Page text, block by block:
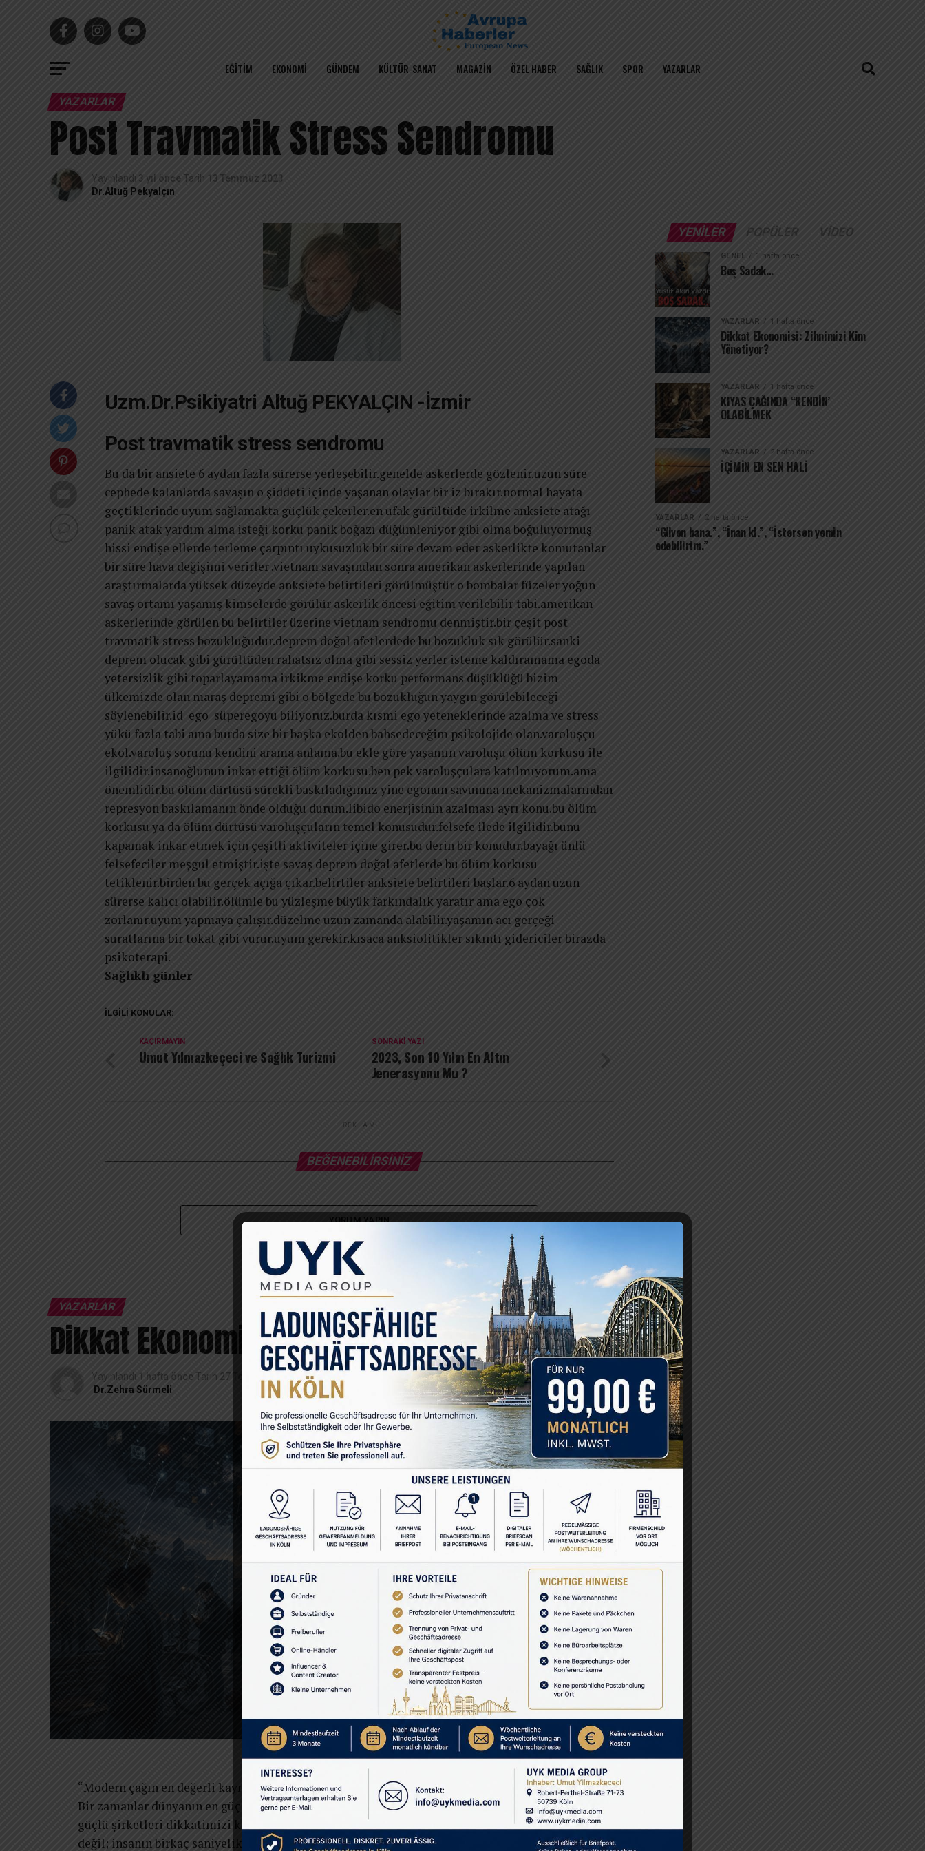
EĞITIM EKONOMI GÜNDEM KÜLTÜR-SANAT MAGAZIN ÖZEL HABER SAĞLIK SPOR YAZARLAR
YAZARLAR
Post Travmatik Stress Sendromu
Yayınlandı 3 yıl önce Tarih 13 Temmuz 2023
Dr.Altuğ Pekyalçın
Uzm.Dr.Psikiyatri Altuğ PEKYALÇIN -İzmir
Post travmatik stress sendromu
Bu da bir ansiete 6 aydan fazla sürerse yerleşebilir.genelde askerlerde gözlenir.uzun süre
cephede kalanlarda savaşın o şiddeti içinde yaşanan olaylar bir iz bırakır.normal hayata
geçtiklerinde uyum sağlamakta güçlük çekerler.en ufak gürültüde irkilme anksiete atağı
panik atak yardım alma isteği korku panik boğazı düğümleniyor gibi olma boğuluyormuş
hissi endişe ellerde terleme çarpıntı uykusuzluk bir süre devam eder askerlikte komutanlar
bir süre hava değişimi verirler .vietnam savaşından sonra amerikan askerlerinde yapılan
araştırmalarda yüksek düzeyde anksiete belirtileri görülmüştür o bombalar füzeler yoğun
savaş ortamı yaşamış kimselerde görülür askerlik öncesi eğitim verilebilir tabi.amerikan
askerlerinde görülen bu belirtiler üzerine vietnam sendromu denmiştir.bir çeşit post
travmatik stress bozukluğudur.deprem doğal afetlerdede bu bozukluk sık görülür.sanki
deprem olucak gibi gürültüden rahatsız olma gibi sessiz yerler isteme kaldıramama egoda
yetersizlik gibi toparlayamama irkikme endişe korku performans düşüklüğü bizim
ülkemizde olan maraş depremi gibi o bölgede bu bozukluğun yaygın görülebileceği
söylenebilir.id ego süperegoyu biliyoruz.burda kısmi ego yeteneklerinde azalma ve stress
yükü fazla tabi ama burda size bir başka ekolden bahsedeceğim psikolojide olan.varoluşçu
ekol.varoluş sorunu kendini arama anlama.bu ekle göre yaşamın varoluşu ölüm korkusu ile
ilgilidir.insanoğlunun inkar ettiği ölüm korkusu.ben pek varoluşçulara katılmıyorum.ama
önemlidir.bu ölüm dürtüsü sürekli baskıladığımız yine egonun savunma mekanizmalarından
represyon baskılamanın önde olduğu durum.libido enerjisinin azalması ayrı konu.bu ölüm
korkusu ya da ölüm dürtüsü varoluşçuların temel konusudur.felsefe ilede ilgilidir.bunu
kapamak inkar etmek için çeşitli aktiviteler içine girer.bu derin bir konudur.bayağı ünlü
felsefeciler meşgul etmiştir.işte savaş deprem doğal afetlerde bu ölüm korkusu
tetiklenir.birden bu gerçek açığa çıkar.belirtiler anksiete belirtileri başlar.6 aydan uzun
sürerse kalıcı olabilir.ölümle bu yüzleşme büyük farkındalık yaratır ama ego çok
zorlanır.uyum yapmaya çalışır.düzelme uzun zamanda alabilir.yaşamın acı gerçeği
suratlarına bir tokat gibi vurur.uyum gerekir.kısaca anksiolitikler sıkıntı gidericiler birazda
psikoterapi.
Sağlıklı günler
İLGILI KONULAR:
SONRAKI YAZI
2023, Son 10 Yılın En Altın
Jenerasyonu Mu ?
KAÇIRMAYIN
Umut Yılmazkeçeci ve Sağlık Turizmi
REKLAM
BEĞENEBILIRSINIZ
YORUM YAPIN
YAZARLAR
Dikkat Ekonomisi: Zihnimizi Kim Yönetiyor?
Yayınlandı 1 hafta önce Tarih 27 Temmuz 2026
Dr.Zehra Sürmeli
“Modern çağın en değerli kaynağı petrol değil, insanın dikkatidir.”
Bir zamanlar dünyanın en güçlü şirketleri petrolü kontrol ediyordu. Bugün ise dünyanın en
güçlü şirketleri dikkatimizi kontrol ediyor. Çünkü çağımızın en değerli sermayesi para
değil; insanın birkaç saniyelik dikkatidir.
YENILER POPÜLER VIDEO
GENEL 1 hafta önce
Boş Sadak…
YAZARLAR 1 hafta önce
Dikkat Ekonomisi: Zihnimizi Kim
Yönetiyor?
YAZARLAR 1 hafta önce
KIYAS ÇAĞINDA “KENDİN’
OLABİLMEK
YAZARLAR 2 hafta önce
İÇİMİN EN SEN HALİ
YAZARLAR 2 hafta önce
“Güven bana.”, “İnan ki.”, “İstersen yemin
edebilirim.”